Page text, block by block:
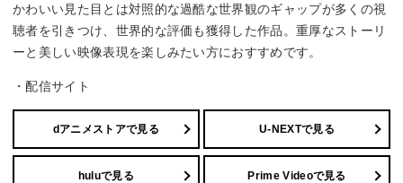
かわいい見た目とは対照的な過酷な世界観のギャップが多くの視
聴者を引きつけ、世界的な評価も獲得した作品。重厚なストーリ
ーと美しい映像表現を楽しみたい方におすすめです。
・配信サイト
dアニメストアで見る U-NEXTで見る
huluで見る Prime Videoで見る